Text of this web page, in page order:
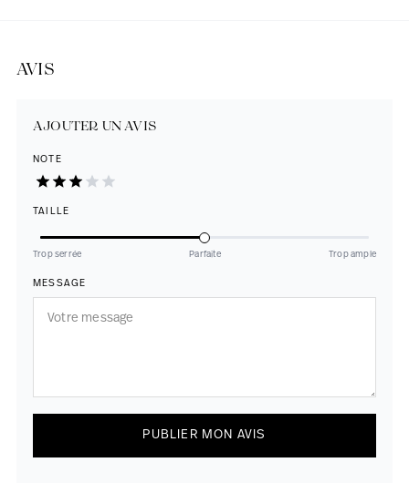
AVIS
AJOUTER UN AVIS
NOTE
TAILLE
Trop serrée Parfaite Trop ample
MESSAGE
PUBLIER MON AVIS